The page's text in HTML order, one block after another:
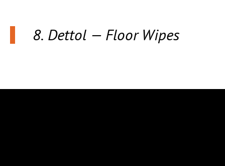
8. Dettol — Floor Wipes